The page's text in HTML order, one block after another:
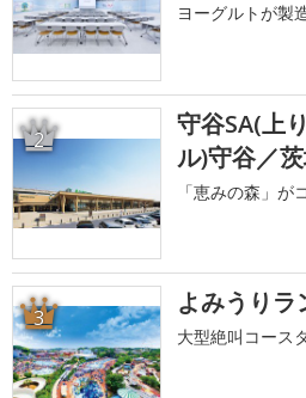
ヨーグルトが製
2
守谷SA(上
ル)守谷／
「恵みの森」が
3 よみうりラ
大型絶叫コース